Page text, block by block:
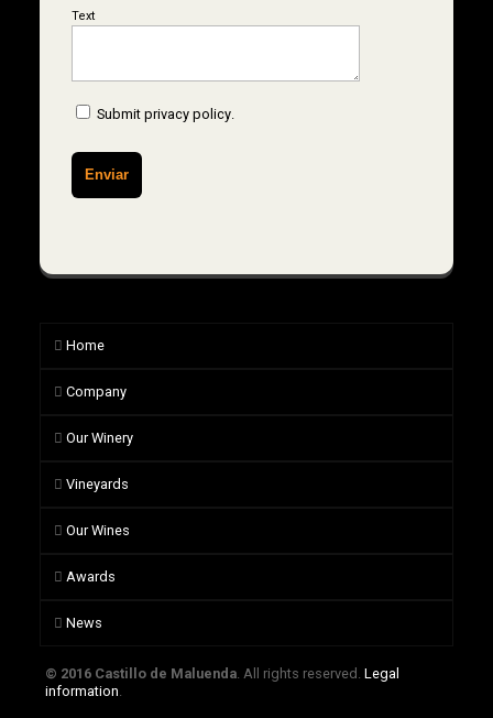
Text
Submit privacy policy.
Home
Company
Our Winery
Vineyards
Our Wines
Awards
News
© 2016 Castillo de Maluenda. All rights reserved. Legal
information